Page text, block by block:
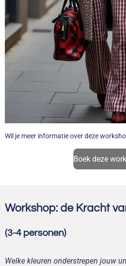
Wil je meer informatie over deze
Boek deze
Workshop: de Kracht
(3-4 personen)
Welke kleuren onderstrepen jouw